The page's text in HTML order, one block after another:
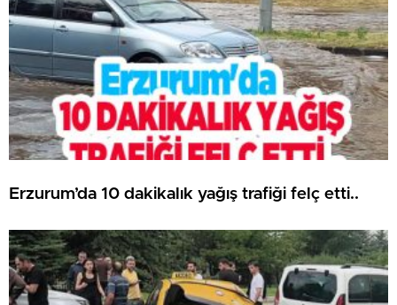
Erzurum’da 10 dakikalık yağış trafiği felç etti..